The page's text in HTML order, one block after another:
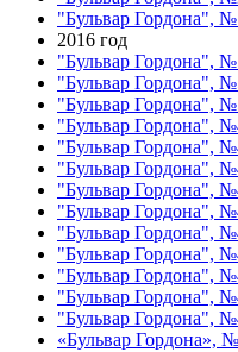
"Бульвар Гордона",
2016 год
"Бульвар Гордона",
"Бульвар Гордона",
"Бульвар Гордона",
"Бульвар Гордона",
"Бульвар Гордона",
"Бульвар Гордона",
"Бульвар Гордона",
"Бульвар Гордона",
"Бульвар Гордона",
"Бульвар Гордона",
"Бульвар Гордона",
"Бульвар Гордона",
"Бульвар Гордона",
«Бульвар Гордона»,